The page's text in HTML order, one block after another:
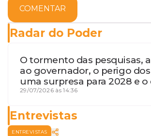
COMENTAR
Radar do Poder
O tormento das pesquisas,
ao governador, o perigo
uma surpresa para 2028 e
terceira guerra mundial
29/07/2026 às 14:36
Entrevistas
ENTREVISTAS